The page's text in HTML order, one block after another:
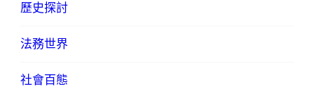
歷史探討
法務世界
社會百態